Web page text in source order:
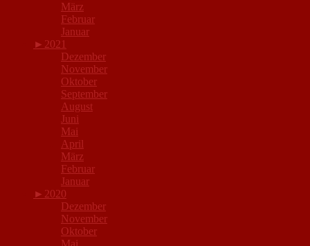
März
Februar
Januar
► 2021
Dezember
November
Oktober
September
August
Juni
Mai
April
März
Februar
Januar
► 2020
Dezember
November
Oktober
Mai